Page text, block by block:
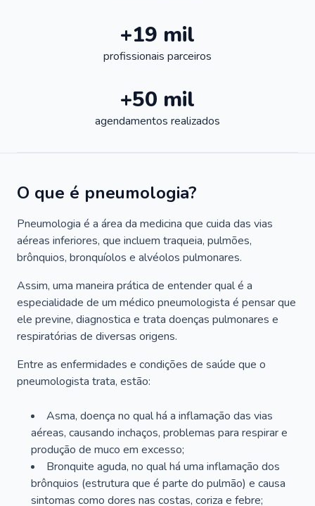
+19 mil
profissionais parceiros
+50 mil
agendamentos realizados
O que é pneumologia?
Pneumologia é a área da medicina que cuida das vias
aéreas inferiores, que incluem traqueia, pulmões,
brônquios, bronquíolos e alvéolos pulmonares.
Assim, uma maneira prática de entender qual é a
especialidade de um médico pneumologista é pensar que
ele previne, diagnostica e trata doenças pulmonares e
respiratórias de diversas origens.
Entre as enfermidades e condições de saúde que o
pneumologista trata, estão:
Asma, doença no qual há a inflamação das vias
aéreas, causando inchaços, problemas para respirar e
produção de muco em excesso;
Bronquite aguda, no qual há uma inflamação dos
brônquios (estrutura que é parte do pulmão) e causa
sintomas como dores nas costas, coriza e febre;